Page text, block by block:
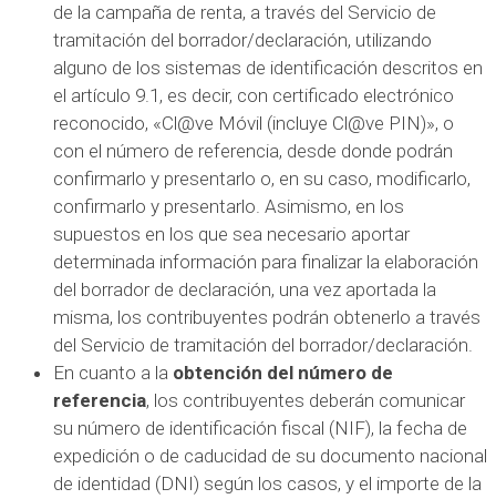
de la campaña de renta, a través del Servicio de
tramitación del borrador/declaración, utilizando
alguno de los sistemas de identificación descritos en
el artículo 9.1, es decir, con certificado electrónico
reconocido, «Cl@ve Móvil (incluye Cl@ve PIN)», o
con el número de referencia, desde donde podrán
confirmarlo y presentarlo o, en su caso, modificarlo,
confirmarlo y presentarlo. Asimismo, en los
supuestos en los que sea necesario aportar
determinada información para finalizar la elaboración
del borrador de declaración, una vez aportada la
misma, los contribuyentes podrán obtenerlo a través
del Servicio de tramitación del borrador/declaración.
En cuanto a la obtención del número de
referencia, los contribuyentes deberán comunicar
su número de identificación fiscal (NIF), la fecha de
expedición o de caducidad de su documento nacional
de identidad (DNI) según los casos, y el importe de la